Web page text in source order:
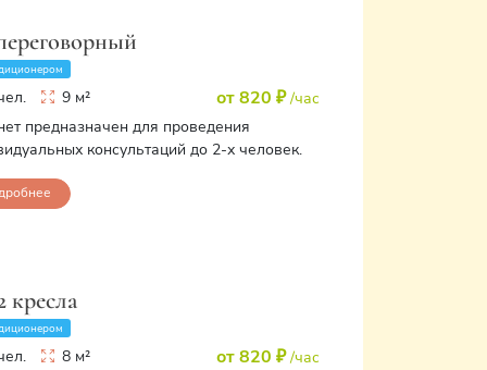
9 м² от 820 ₽/час
предназначен для проведения
консультаций до 2-х человек.
кресла
8 м² от 820 ₽/час